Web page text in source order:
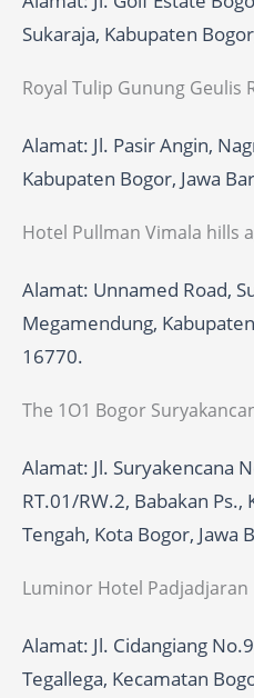
Sukaraja, Kabupaten
Royal Tulip Gunung Geulis
Alamat: Jl. Pasir Angin,
Kabupaten Bogor, Jawa
Hotel Pullman Vimala hills
Alamat: Unnamed Road,
Megamendung,
16770.
The 1O1 Bogor
Alamat: Jl. Suryakencana
RT.01/RW.2, Babakan
Tengah, Kota Bogor, Jawa
Luminor Hotel Padjadjaran
Alamat: Jl. Cidangiang
Tegallega, Kecamatan